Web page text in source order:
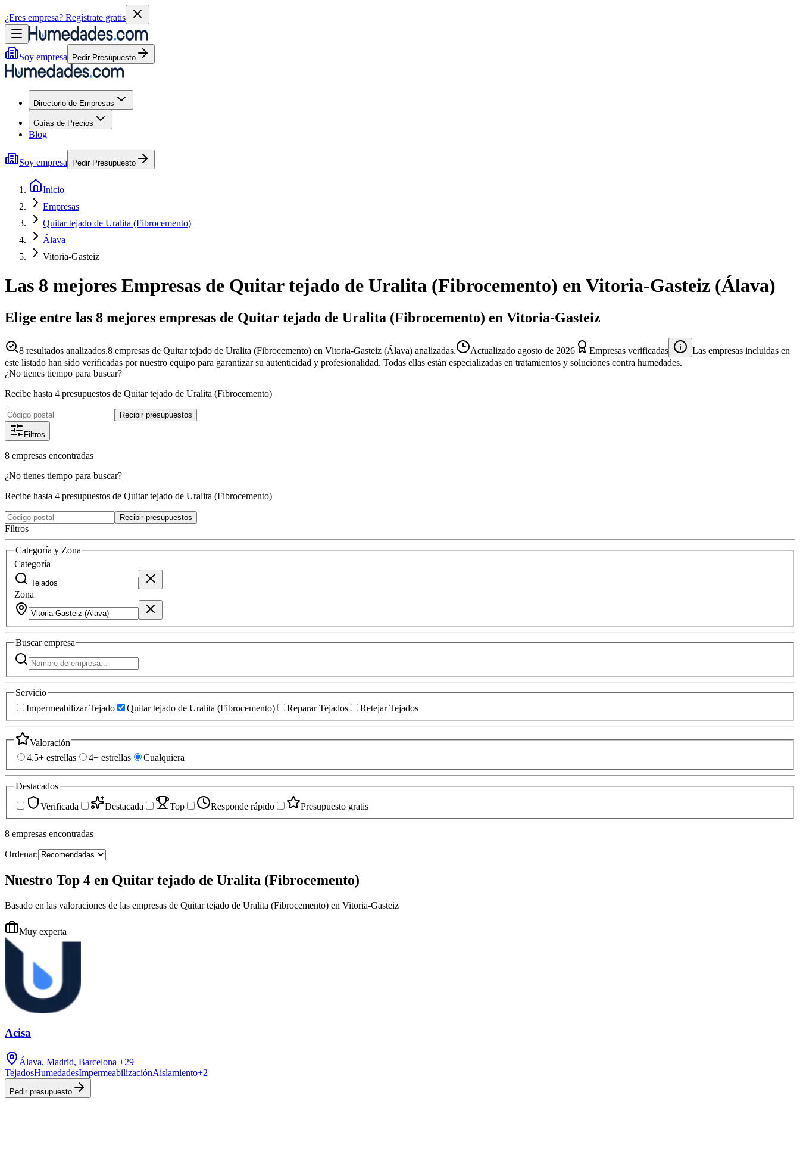
¿Eres empresa? Regístrate gratis
Soy empresa Pedir Presupuesto
Directorio de Empresas
Guías de Precios
Blog
Soy empresa Pedir Presupuesto
Inicio
Empresas
Quitar tejado de Uralita (Fibrocemento)
Álava
Vitoria-Gasteiz
Las 8 mejores Empresas de Quitar tejado de Uralita (Fibrocemento) enVitoria-Gasteiz (Álava)
Elige entre las 8 mejores empresas de Quitar tejado de Uralita (Fibrocemento) en Vitoria-Gasteiz
8 resultados analizados.8 empresas de Quitar tejado de Uralita (Fibrocemento) en Vitoria-Gasteiz (Álava) analizadas. Actualizado agosto de 2026 Empresas verificadas
Las empresas incluidas en
este listado han sido verificadas por nuestro equipo para garantizar su autenticidad y profesionalidad. Todas ellas están especializadas en tratamientos y soluciones contra humedades.
¿No tienes tiempo para buscar?
Recibe hasta 4 presupuestos de Quitar tejado de Uralita (Fibrocemento)
Recibir presupuestos
Filtros
8 empresas encontradas
¿No tienes tiempo para buscar?
Recibe hasta 4 presupuestos de Quitar tejado de Uralita (Fibrocemento)
Recibir presupuestos
Filtros
Categoría y Zona
Categoría
Zona
Buscarempresa
Servicio
Impermeabilizar Tejado
Quitar tejado de Uralita (Fibrocemento) Reparar Tejados Retejar Tejados
Valoración
4.5+ estrellas
4+ estrellas Cualquiera
Destacados
Verificada
Destacada Top Responde rápido Presupuesto gratis
8 empresas encontradas
Ordenar:
Nuestro Top 4 en Quitar tejado de Uralita (Fibrocemento)
Basado en las valoraciones de las empresas de Quitar tejado de Uralita (Fibrocemento) en Vitoria-Gasteiz
Muy experta
Acisa
Álava, Madrid, Barcelona +29
TejadosHumedadesImpermeabilizaciónAislamiento+2
Pedir presupuesto